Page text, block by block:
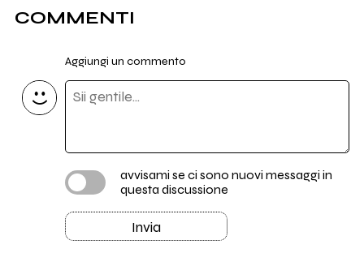
COMMENTI
Aggiungi un commento
avvisami se ci sono nuovi messaggi in
questa discussione
Invia